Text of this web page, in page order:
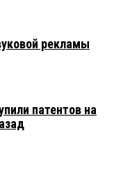
рекламы
патентов на